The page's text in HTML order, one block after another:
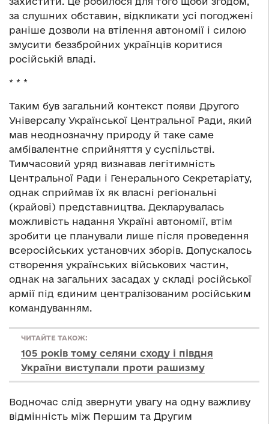
за слушних обставин, відкликати усі погоджені
раніше дозволи на втілення автономії і силою
змусити беззбройних українців коритися
російській владі.
* * *
Таким був загальний контекст появи Другого
Універсалу Української Центральної Ради, який
мав неоднозначну природу й таке саме
амбівалентне сприйняття у суспільстві.
Тимчасовий уряд визнавав легітимність
Центральної Ради і Генерального Секретаріату,
однак сприймав їх як власні регіональні
(крайові) представництва. Декларувалась
можливість надання Україні автономії, втім
зробити це планували лише після проведення
всеросійських установчих зборів. Допускалось
створення українських військових частин,
однак на загальних засадах у складі російської
армії під єдиним централізованим російським
командуванням.
ЧИТАЙТЕ ТАКОЖ:
105 років тому селяни сходу і півдня
України виступали проти рашизму
Водночас слід звернути увагу на одну важливу
відмінність між Першим та Другим